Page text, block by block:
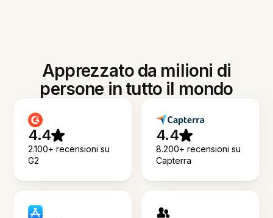
Apprezzato da milioni di
persone in tutto il mondo
4.4
2.100+ recensioni su
G2
4.4
8.200+ recensioni su
Capterra